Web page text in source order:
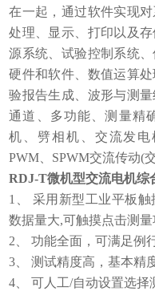
在一起，通过软件实现
处理、显示、打印以及
源系统、试验控制系统
硬件和软件、数值运算
验报告生成、波形与测
通道、多功能、测量精
机、劈相机、交流发电
PWM、SPWM交流传动(
RDJ-T微机型交流电机综
1、 采用新型工业平板
数据量大,可触摸点击测量
2、 功能全面，可满足例
3、 测试精度高，基本精
4、 可人工/自动设置选择